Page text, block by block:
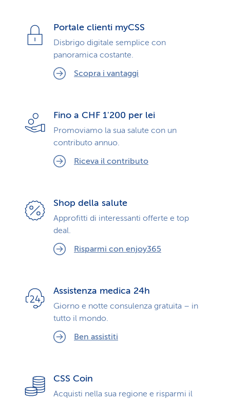
Portale clienti myCSS
Disbrigo digitale semplice con
panoramica costante.
Scopra i vantaggi
Fino a CHF 1'200 per lei
Promoviamo la sua salute con un
contributo annuo.
Riceva il contributo
Shop della salute
Approfitti di interessanti offerte e top
deal.
Risparmi con enjoy365
Assistenza medica 24h
Giorno e notte consulenza gratuita – in
tutto il mondo.
Ben assistiti
CSS Coin
Acquisti nella sua regione e risparmi il